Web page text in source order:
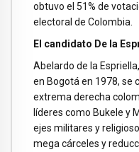
obtuvo el 51% de
electoral de Colombia.
El candidato De la
Abelardo de la
en Bogotá en 1978, se
extrema derecha
líderes como Bukele y
ejes militares y
mega cárceles y